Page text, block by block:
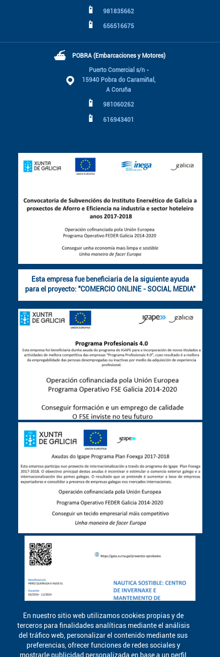
En nuestro sitio web utilizamos cookies propias y de
terceros para finalidades analíticas mediante el análisis
del tráfico web, personalizar el contenido mediante sus
preferencias, ofrecer funciones de redes sociales y
mostrarle publicidad personalizada en base a un perfil
📱 981835662
📱 656516675
⛴ POBRA (Embarcaciones y Motores)
Puerto Comercial s/n -
15940 Pobra do Caramiñal,
A Coruña
📱 981060262
📱 616943401
Esta empresa fue beneficiaria de la siguiente ayuda
para el proyecto: "COMERCIO ONLINE - SOCIAL MEDIA"